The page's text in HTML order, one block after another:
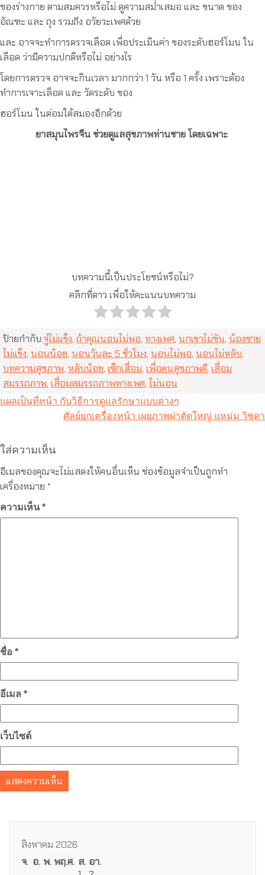
ของร่างกาย ตามสมควรหรือไม่ ดูความสม่ำเสมอ และ ขนาด ของ
อัณฑะ และ ถุง รวมถึง อวัยวะเพศด้วย
และ อาจจะทำการตรวจเลือด เพื่อประเมินค่า ของระดับฮอร์โมน ใน
เลือด ว่ามีความปกติหรือไม่ อย่างไร
โดยการตรวจ อาจจะกินเวลา มากกว่า 1 วัน หรือ 1 ครั้ง เพราะต้อง
ทำการเจาะเลือด และ วัดระดับ ของ
ฮอร์โมน ในต่อมใต้สมองอีกด้วย
ยาสมุนไพรจีน ช่วยดูแลสุขภาพท่านชาย โดยเฉพาะ
บทความนี้เป็นประโยชน์หรือไม่?
คลิกที่ดาว เพื่อให้คะแนนบทความ
ป้ายกำกับ:จู๋ไม่แข็ง, ถ้าคุณนอนไม่พอ, ทางเพศ, นกเขาไม่ขัน, น้องชาย
ไม่แข็ง, นอนน้อย, นอนวันละ 5 ชั่วโมง, นอนไม่พอ, นอนไม่หลับ,
บทความสุขภาพ, หลับน้อย, เซ็กเสื่อม, เพื่อคนสุขภาพดี, เสื่อม
สมรรถภาพ, เสื่อมสมรรถภาพทางเพศ, ไม่นอน
แนะแนว
แผลเป็นที่หน้า กับวิธีการดูแลรักษาแบบต่างๆ
ศัลย์ยกเครื่องหน้า เผยภาพผ่าตัดใหญ่ แหม่ม วิชุดา
ใส่ความเห็น
อีเมลของคุณจะไม่แสดงให้คนอื่นเห็น ช่องข้อมูลจำเป็นถูกทำ
เครื่องหมาย *
ความเห็น*
ชื่อ *
อีเมล *
เว็บไซต์
สิงหาคม 2026
จ. อ. พ.พฤ.ศ. ส. อา.